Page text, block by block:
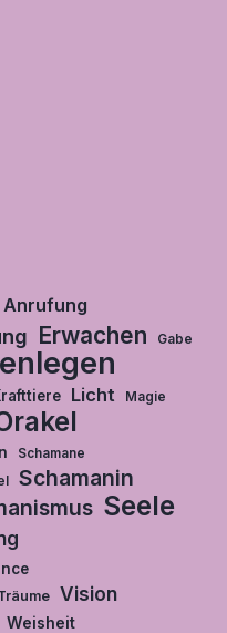
Anrufung
Erwachen Gabe
Licht Magie
Schamane
Schamanin
Seele
Vision
Weisheit